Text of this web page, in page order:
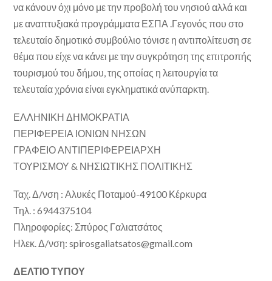
να κάνουν όχι μόνο με την προβολή του νησιού αλλά και
με αναπτυξιακά προγράμματα ΕΣΠΑ .Γεγονός που στο
τελευταίο δημοτικό συμβούλιο τόνισε η αντιπολίτευση σε
θέμα που είχε να κάνει με την συγκρότηση της επιτροπής
τουρισμού του δήμου, της οποίας η λειτουργία τα
τελευταία χρόνια είναι εγκληματικά ανύπαρκτη.
ΕΛΛΗΝΙΚΗ ΔΗΜΟΚΡΑΤΙΑ
ΠΕΡΙΦΕΡΕΙΑ ΙΟΝΙΩΝ ΝΗΣΩΝ
ΓΡΑΦΕΙΟ ΑΝΤΙΠΕΡΙΦΕΡΕΙΑΡΧΗ
ΤΟΥΡΙΣΜΟΥ & ΝΗΣΙΩΤΙΚΗΣ ΠΟΛΙΤΙΚΗΣ
Ταχ. Δ/νση : Αλυκές Ποταμού-49100 Κέρκυρα
Τηλ. : 6944375104
Πληροφορίες: Σπύρος Γαλιατσάτος
Ηλεκ. Δ/νση: spirosgaliatsatos@gmail.com
ΔΕΛΤΙΟ ΤΥΠΟΥ